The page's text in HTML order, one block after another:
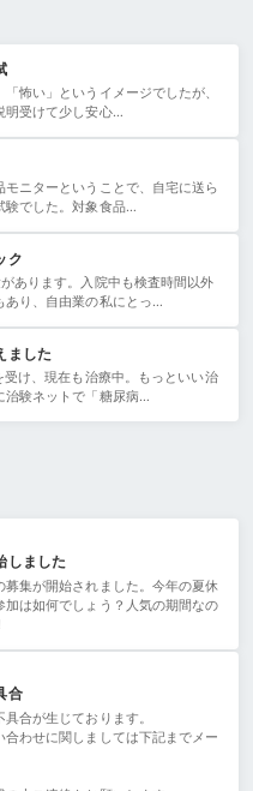
怖い」というイメージでしたが、
明受けて少し安心…
ニターということで、自宅に送ら
験でした。対象食品…
ク
あります。入院中も検査時間以外
あり、自由業の私にとっ…
ました
け、現在も治療中。もっといい治
治験ネットで「糖尿病…
しました
集が開始されました。今年の夏休
は如何でしょう？人気の期間なの
合
合が生じております。
わせに関しましては下記までメー